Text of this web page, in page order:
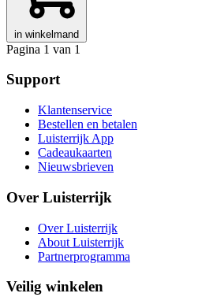
in winkelmand
Pagina 1 van 1
Support
Klantenservice
Bestellen en betalen
Luisterrijk App
Cadeaukaarten
Nieuwsbrieven
Over Luisterrijk
Over Luisterrijk
About Luisterrijk
Partnerprogramma
Veilig winkelen